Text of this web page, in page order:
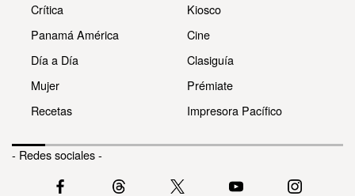
Crítica
Panamá América
Día a Día
Mujer
Recetas
Kiosco
Cine
Clasiguía
Prémiate
Impresora Pacífico
- Redes sociales -